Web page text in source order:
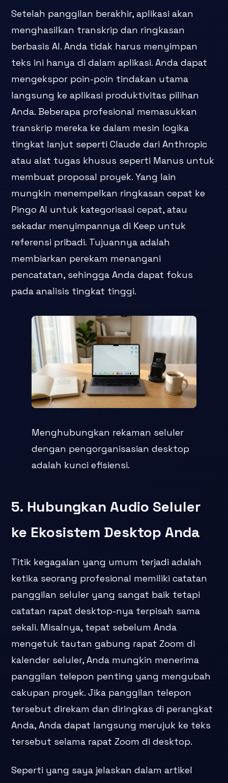
Setelah panggilan berakhir, aplikasi akan
menghasilkan transkrip dan ringkasan
berbasis AI. Anda tidak harus menyimpan
teks ini hanya di dalam aplikasi. Anda dapat
mengekspor poin-poin tindakan utama
langsung ke aplikasi produktivitas pilihan
Anda. Beberapa profesional memasukkan
transkrip mereka ke dalam mesin logika
tingkat lanjut seperti Claude dari Anthropic
atau alat tugas khusus seperti Manus untuk
membuat proposal proyek. Yang lain
mungkin menempelkan ringkasan cepat ke
Pingo AI untuk kategorisasi cepat, atau
sekadar menyimpannya di Keep untuk
referensi pribadi. Tujuannya adalah
membiarkan perekam menangani
pencatatan, sehingga Anda dapat fokus
pada analisis tingkat tinggi.
Menghubungkan rekaman seluler
dengan pengorganisasian desktop
adalah kunci efisiensi.
5. Hubungkan Audio Seluler
ke Ekosistem Desktop Anda
Titik kegagalan yang umum terjadi adalah
ketika seorang profesional memiliki catatan
panggilan seluler yang sangat baik tetapi
catatan rapat desktop-nya terpisah sama
sekali. Misalnya, tepat sebelum Anda
mengetuk tautan gabung rapat Zoom di
kalender seluler, Anda mungkin menerima
panggilan telepon penting yang mengubah
cakupan proyek. Jika panggilan telepon
tersebut direkam dan diringkas di perangkat
Anda, Anda dapat langsung merujuk ke teks
tersebut selama rapat Zoom di desktop.
Seperti yang saya jelaskan dalam artikel